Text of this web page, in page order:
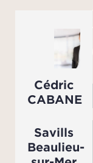
Cédric
CABANE
Savills
Beaulieu-